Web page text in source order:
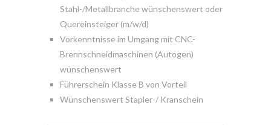
Stahl-/Metallbranche wünschenswert oder
Quereinsteiger (m/w/d)
Vorkenntnisse im Umgang mit CNC-
Brennschneidmaschinen (Autogen)
wünschenswert
Führerschein Klasse B von Vorteil
Wünschenswert Stapler-/ Kranschein